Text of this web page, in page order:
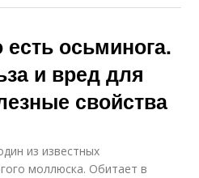
осьминога.
и вред для
свойства
из известных
моллюска. Обитает в